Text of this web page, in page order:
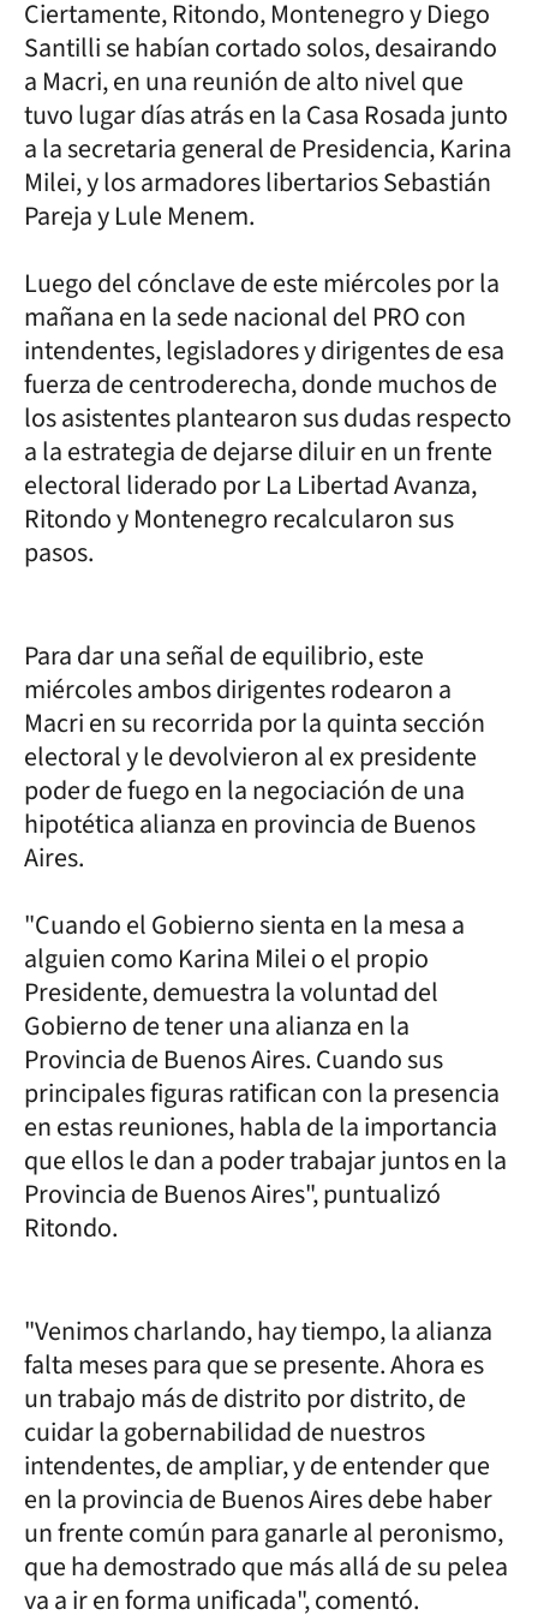
Ciertamente, Ritondo, Montenegro y Diego
Santilli se habían cortado solos, desairando
a Macri, en una reunión de alto nivel que
tuvo lugar días atrás en la Casa Rosada junto
a la secretaria general de Presidencia, Karina
Milei, y los armadores libertarios Sebastián
Pareja y Lule Menem.
Luego del cónclave de este miércoles por la
mañana en la sede nacional del PRO con
intendentes, legisladores y dirigentes de esa
fuerza de centroderecha, donde muchos de
los asistentes plantearon sus dudas respecto
a la estrategia de dejarse diluir en un frente
electoral liderado por La Libertad Avanza,
Ritondo y Montenegro recalcularon sus
pasos.
Para dar una señal de equilibrio, este
miércoles ambos dirigentes rodearon a
Macri en su recorrida por la quinta sección
electoral y le devolvieron al ex presidente
poder de fuego en la negociación de una
hipotética alianza en provincia de Buenos
Aires.
"Cuando el Gobierno sienta en la mesa a
alguien como Karina Milei o el propio
Presidente, demuestra la voluntad del
Gobierno de tener una alianza en la
Provincia de Buenos Aires. Cuando sus
principales figuras ratifican con la presencia
en estas reuniones, habla de la importancia
que ellos le dan a poder trabajar juntos en la
Provincia de Buenos Aires", puntualizó
Ritondo.
"Venimos charlando, hay tiempo, la alianza
falta meses para que se presente. Ahora es
un trabajo más de distrito por distrito, de
cuidar la gobernabilidad de nuestros
intendentes, de ampliar, y de entender que
en la provincia de Buenos Aires debe haber
un frente común para ganarle al peronismo,
que ha demostrado que más allá de su pelea
va a ir en forma unificada", comentó.